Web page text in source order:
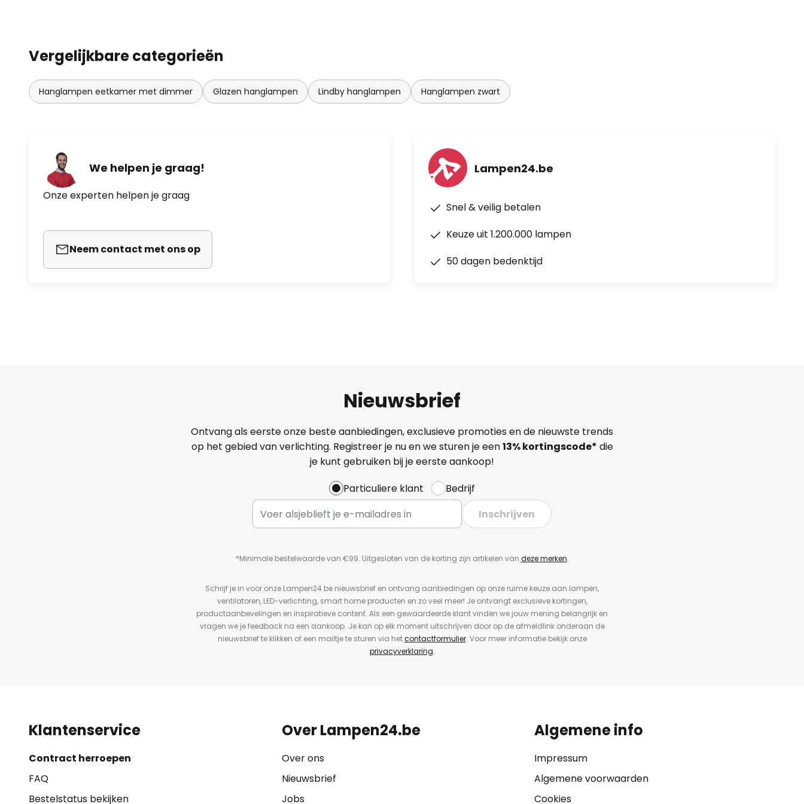
Vergelijkbare categorieën
Hanglampen eetkamer met dimmer Glazen hanglampen Lindby hanglampen Hanglampen zwart
We helpen je graag!
Onze experten helpen je graag
Neem contact met ons op
Lampen24.be
Snel & veilig betalen
Keuze uit 1.200.000 lampen
50 dagen bedenktijd
Nieuwsbrief
Ontvang als eerste onze beste aanbiedingen, exclusieve promoties en de nieuwste trends
op het gebied van verlichting. Registreer je nu en we sturen je een13%kortingscode* die
je kunt gebruiken bij je eerste aankoop!
Particuliere klant
Bedrijf
Inschrijven
*Minimale bestelwaarde van €99. Uitgesloten van de korting zijn artikelen van deze merken.
Schrijf je in voor onze Lampen24.be nieuwsbrief en ontvang aanbiedingen op onze ruime keuze aan lampen,
ventilatoren, LED-verlichting, smart home producten en zo veel meer! Je ontvangt exclusieve kortingen,
productaanbevelingen en inspiratieve content. Als een gewaardeerde klant vinden we jouw mening belangrijk en
vragen we je feedback na een aankoop. Je kan op elk moment uitschrijven door op de afmeldlink onderaan de
nieuwsbrief te klikken of een mailtje te sturen via hetcontactformulier. Voor meer informatie bekijk onze
privacyverklaring.
Klantenservice
Contract herroepen
FAQ
Bestelstatus bekijken
Over Lampen24.be
Over ons
Nieuwsbrief
Jobs
Algemene info
Impressum
Algemene voorwaarden
Cookies